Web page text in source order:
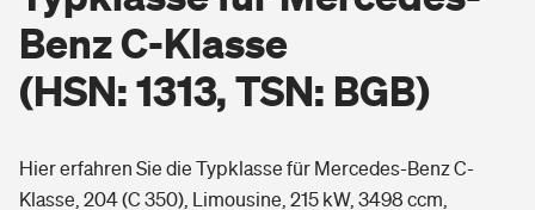
Berufsunfähigkeitsversicherung
Arbeitsrechtsschutz
Wohnen
Wohngebäudeversicherung
Hausratversicherung
Pri­vate Haft­pflicht­
Benz C-Klasse
(HSN: 1313, TSN: BGB)
Hier erfahren Sie die Typklasse für Mercedes-Benz C-
Klasse, 204 (C 350), Limousine, 215 kW, 3498 ccm,